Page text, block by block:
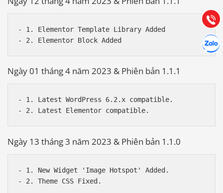
- 1. Elementor Template Library Added
Ngày 01 tháng 4 năm 2023 & Phiên bản 1.1.1
- 1. Latest WordPress 6.2.x compatible.
Ngày 13 tháng 3 năm 2023 & Phiên bản 1.1.0
- 1. New Widget 'Image Hotspot' Added.
Gọi
(028) 22.166.144
Chát
Tư vấn